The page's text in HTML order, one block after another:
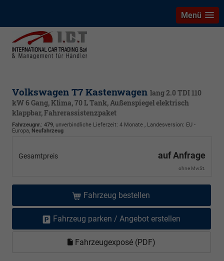
Menü
Volkswagen T7 Kastenwagen lang 2.0 TDI 110
kW 6 Gang, Klima, 70 L Tank, Außenspiegel elektrisch
klappbar, Fahrerassistenzpaket
Fahrzeugnr.: 479, unverbindliche Lieferzeit: 4 Monate , Landesversion: EU -
Europa, Neufahrzeug
Gesamtpreis auf Anfrage
ohne MwSt.
Fahrzeug bestellen
Fahrzeug parken / Angebot erstellen
Fahrzeugexposé (PDF)